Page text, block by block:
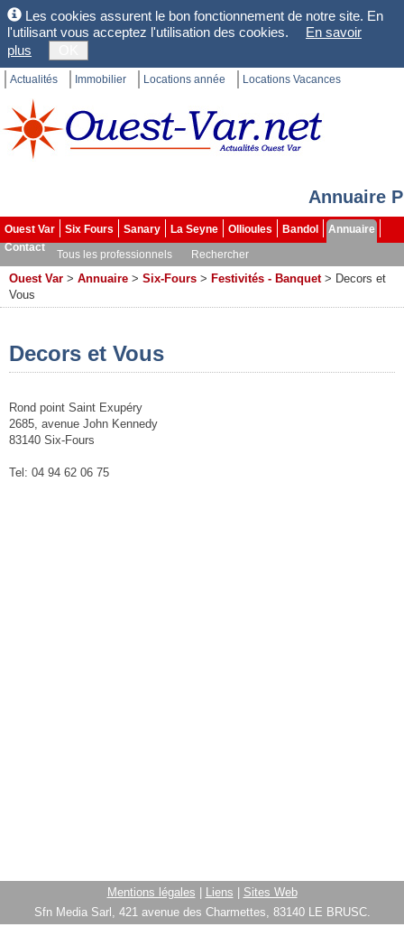
Les cookies assurent le bon fonctionnement de notre site. En
l'utilisant vous acceptez l'utilisation des cookies.
En savoir
plus
Actualités Immobilier Locations année Locations Vacances
Annuaire
Ouest Var Six Fours Sanary La Seyne Ollioules Bandol
Annuaire
Contact
Tous les professionnels Rechercher
Ouest Var > Annuaire > Six-Fours > Festivités - Banquet > Decors et
Vous
Decors et Vous
Rond point Saint Exupéry
2685, avenue John Kennedy
83140 Six-Fours
Tel: 04 94 62 06 75
Mentions légales Liens
Sites Web
Sfn Media Sarl, 421 avenue des Charmettes, 83140 LE BRUSC.